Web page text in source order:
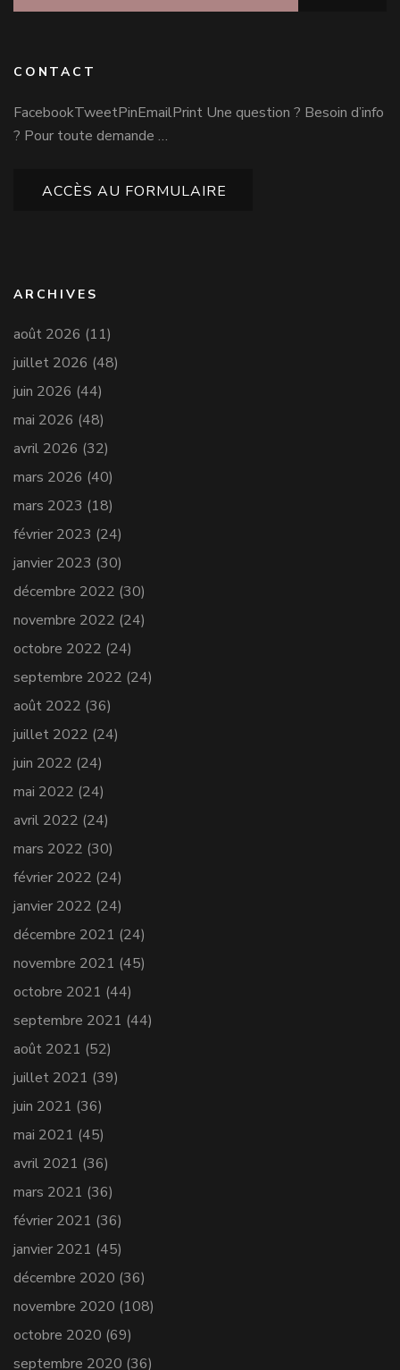
CONTACT
FacebookTweetPinEmailPrint Une question ? Besoin d’info
? Pour toute demande …
ACCÈS AU FORMULAIRE
ARCHIVES
août 2026 (11)
juillet 2026 (48)
juin 2026 (44)
mai 2026 (48)
avril 2026 (32)
mars 2026 (40)
mars 2023 (18)
février 2023 (24)
janvier 2023 (30)
décembre 2022 (30)
novembre 2022 (24)
octobre 2022 (24)
septembre 2022 (24)
août 2022 (36)
juillet 2022 (24)
juin 2022 (24)
mai 2022 (24)
avril 2022 (24)
mars 2022 (30)
février 2022 (24)
janvier 2022 (24)
décembre 2021 (24)
novembre 2021 (45)
octobre 2021 (44)
septembre 2021 (44)
août 2021 (52)
juillet 2021 (39)
juin 2021 (36)
mai 2021 (45)
avril 2021 (36)
mars 2021 (36)
février 2021 (36)
janvier 2021 (45)
décembre 2020 (36)
novembre 2020 (108)
octobre 2020 (69)
septembre 2020 (36)